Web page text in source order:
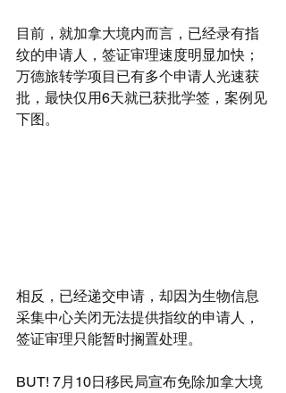
目前，就加拿大境内而言，已经录有指
纹的申请人，签证审理速度明显加快；
万德旅转学项目已有多个申请人光速获
批，最快仅用6天就已获批学签，案例见
下图。
相反，已经递交申请，却因为生物信息
采集中心关闭无法提供指纹的申请人，
签证审理只能暂时搁置处理。
BUT! 7月10日移民局宣布免除加拿大境